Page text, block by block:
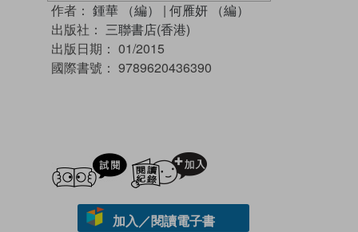
作者： 鍾華 （編） | 何雁妍 （編）
出版社： 三聯書店(香港)
出版日期： 01/2015
國際書號： 9789620436390
試閲
加入／閱讀電子書